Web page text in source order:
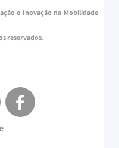
e Inovação na Mobilidade
reservados.